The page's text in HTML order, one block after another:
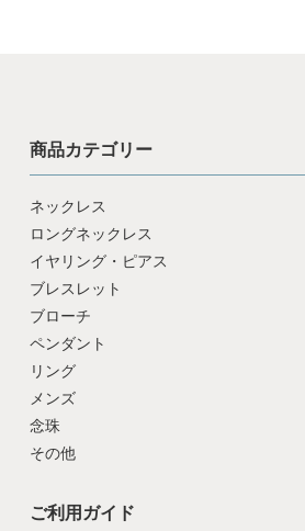
商品カテゴリー
ネックレス
ロングネックレス
イヤリング・ピアス
ブレスレット
ブローチ
ペンダント
リング
メンズ
念珠
その他
ご利用ガイド